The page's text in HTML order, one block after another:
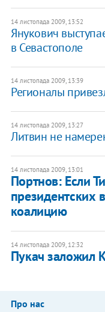
14 листопада 2009, 13:52
Янукович
в Севастополе
14 листопада 2009, 13:39
Регионалы
14 листопада 2009, 13:27
Литвин не
14 листопада 2009, 13:01
Портнов: Если
президентских
коалицию
14 листопада 2009, 12:32
Пукач заложил
Про нас